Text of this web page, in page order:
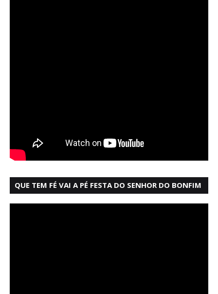
QUE TEM FÉ VAI A PÉ FESTA DO SENHOR DO BONFIM